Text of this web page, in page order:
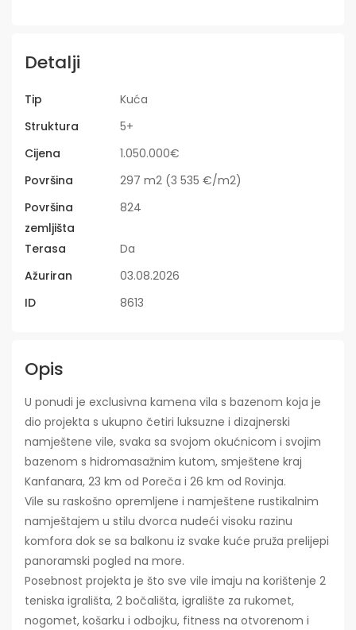
Detalji
Tip
Kuća
Struktura
5+
Cijena
1.050.000€
Površina
297 m2 (3 535 €/m2)
Površina
zemljišta
824
Terasa
Da
Ažuriran
03.08.2026
ID
8613
Opis
U ponudi je exclusivna kamena vila s bazenom koja je
dio projekta s ukupno četiri luksuzne i dizajnerski
namještene vile, svaka sa svojom okućnicom i svojim
bazenom s hidromasažnim kutom, smještene kraj
Kanfanara, 23 km od Poreča i 26 km od Rovinja.
Vile su raskošno opremljene i namještene rustikalnim
namještajem u stilu dvorca nudeći visoku razinu
komfora dok se sa balkonu iz svake kuće pruža prelijepi
panoramski pogled na more.
Posebnost projekta je što sve vile imaju na korištenje 2
teniska igrališta, 2 bočališta, igralište za rukomet,
nogomet, košarku i odbojku, fitness na otvorenom i